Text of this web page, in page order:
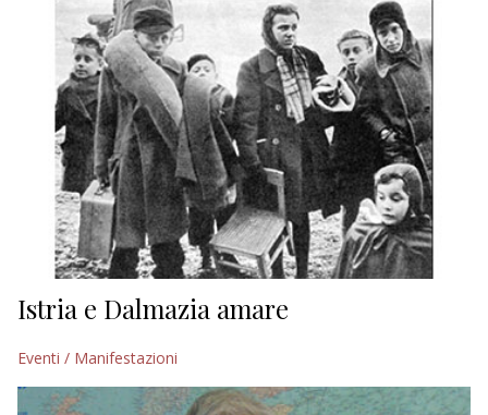
EDITORIALI
Istria e Dalmazia amare
Eventi / Manifestazioni